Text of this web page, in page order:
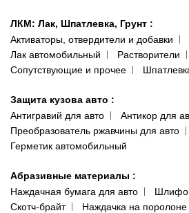
ЛКМ: Лак, Шпатлевка, Грунт :
Активаторы, отвердители и добавки
Лак автомобильный
Растворители
Сопутствующие и прочее
Защита кузова авто :
Антигравий для авто
Антикор для
Преобразователь ржавчины для авто
Герметик автомобильный
Абразивные материалы :
Наждачная бумага для авто
Скотч-брайт
Наждачка на поролоне